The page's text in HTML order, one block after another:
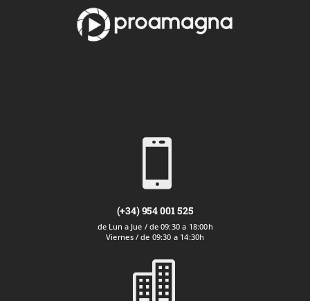

(+34) 954 001 525
de Lun a Jue / de 09:30 a 18:00h
Viernes / de 09:30 a 14:30h
